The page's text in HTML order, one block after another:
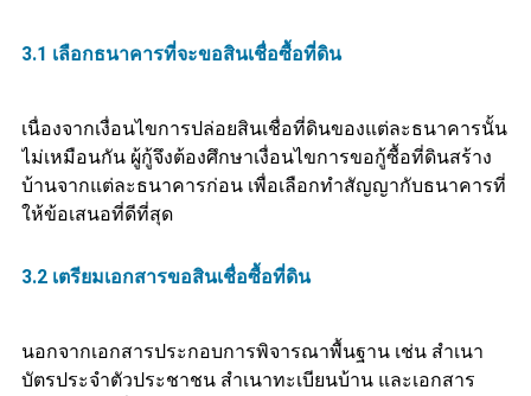
3.1 เลือกธนาคารที่จะขอสินเชื่อซื้อที่ดิน
เนื่องจากเงื่อนไขการปล่อยสินเชื่อที่ดินของแต่ละธนาคารนั้น
ไม่เหมือนกัน ผู้กู้จึงต้องศึกษาเงื่อนไขการขอกู้ซื้อที่ดินสร้าง
บ้านจากแต่ละธนาคารก่อน เพื่อเลือกทำสัญญากับธนาคารที่
ให้ข้อเสนอที่ดีที่สุด
3.2 เตรียมเอกสารขอสินเชื่อซื้อที่ดิน
นอกจากเอกสารประกอบการพิจารณาพื้นฐาน เช่น สำเนา
บัตรประจำตัวประชาชน สำเนาทะเบียนบ้าน และเอกสาร